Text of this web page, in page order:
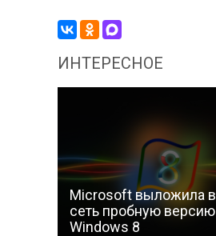
ИНТЕРЕСНОЕ
Microsoft выложила в
сеть пробную версию
Windows 8